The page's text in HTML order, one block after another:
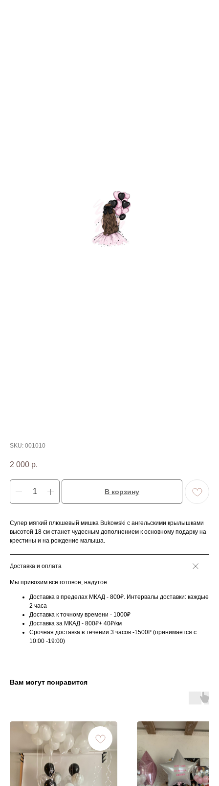
SKU: 001010
2 000 р.
В корзину
Супер мягкий плюшевый мишка Bukowski с ангельскими крылышками
высотой 18 см станет чудесным дополнением к основному подарку на
крестины и на рождение малыша.
Доставка и оплата
Мы привозим все готовое, надутое.
Доставка в пределах МКАД - 800₽. Интервалы доставки: каждые
2 часа
Доставка к точному времени - 1000₽
Доставка за МКАД - 800₽+ 40₽/км
Срочная доставка в течении 3 часов -1500₽ (принимается с
10:00 -19:00)
Вам могут понравится